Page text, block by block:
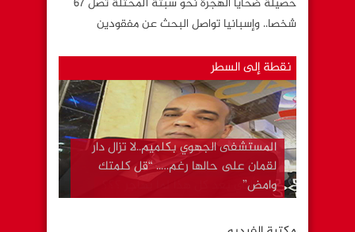
شخصا.. وإسبانيا تواصل البحث عن مفقودين
نقطة إلى السطر
المستشفى الجهوي بكلميم..لا تزال دار
لقمان على حالها رغم….. “قل كلمتك
وامض”